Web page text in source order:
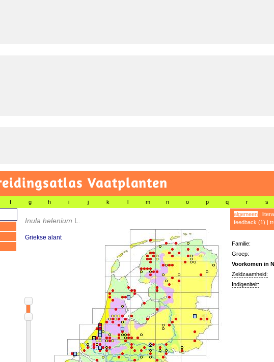
Vaatplanten
f g h i j k l m n o p q r s
Inula helenium L.
Griekse alant
algemeen|
feedback (1) |
Familie:
Groep:
Voorkomen in
Zeldzaamheid:
Indigeniteit: